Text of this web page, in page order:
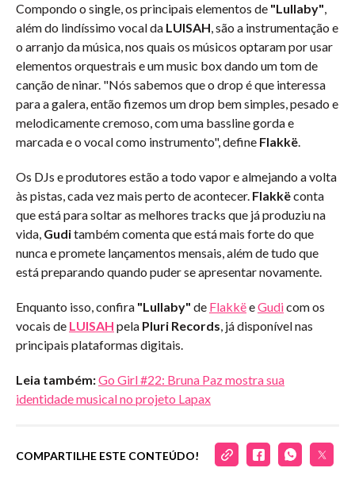
Compondo o single, os principais elementos de "Lullaby",
além do lindíssimo vocal da LUISAH, são a instrumentação e
o arranjo da música, nos quais os músicos optaram por usar
elementos orquestrais e um music box dando um tom de
canção de ninar. "Nós sabemos que o drop é que interessa
para a galera, então fizemos um drop bem simples, pesado e
melodicamente cremoso, com uma bassline gorda e
marcada e o vocal como instrumento", define Flakkë.
Os DJs e produtores estão a todo vapor e almejando a volta
às pistas, cada vez mais perto de acontecer. Flakkëconta
que está para soltar as melhores tracks que já produziu na
vida, Guditambém comenta que está mais forte do que
nunca e promete lançamentos mensais, além de tudo que
está preparando quando puder se apresentar novamente.
Enquanto isso, confira "Lullaby" de FlakkëeGudicom os
vocais de LUISAH pela Pluri Records, já disponível nas
principais plataformas digitais.
Leia também:Go Girl #22: Bruna Paz mostra sua
identidade musical no projeto Lapax
COMPARTILHE ESTE CONTEÚDO!